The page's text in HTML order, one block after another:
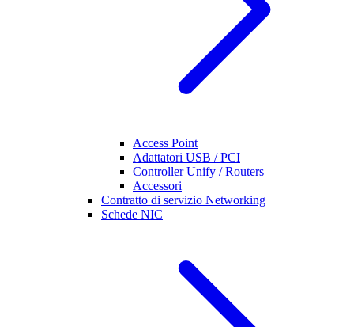
Access Point
Adattatori USB / PCI
Controller Unify / Routers
Accessori
Contratto di servizio Networking
Schede NIC